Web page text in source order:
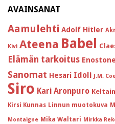
AVAINSANAT
Aamulehti Adolf Hitler
Kivi Ateena Babel
Elämän tarkoitus Enostone
Sanomat Hesari Idoli J.M.
Siro Kari Aronpuro
Kirsi Kunnas Linnun muotokuva
Montaigne Mika Waltari Mirkka